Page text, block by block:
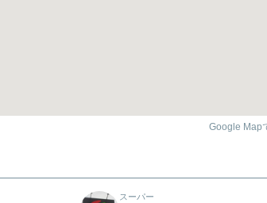
Google Map
スーパー